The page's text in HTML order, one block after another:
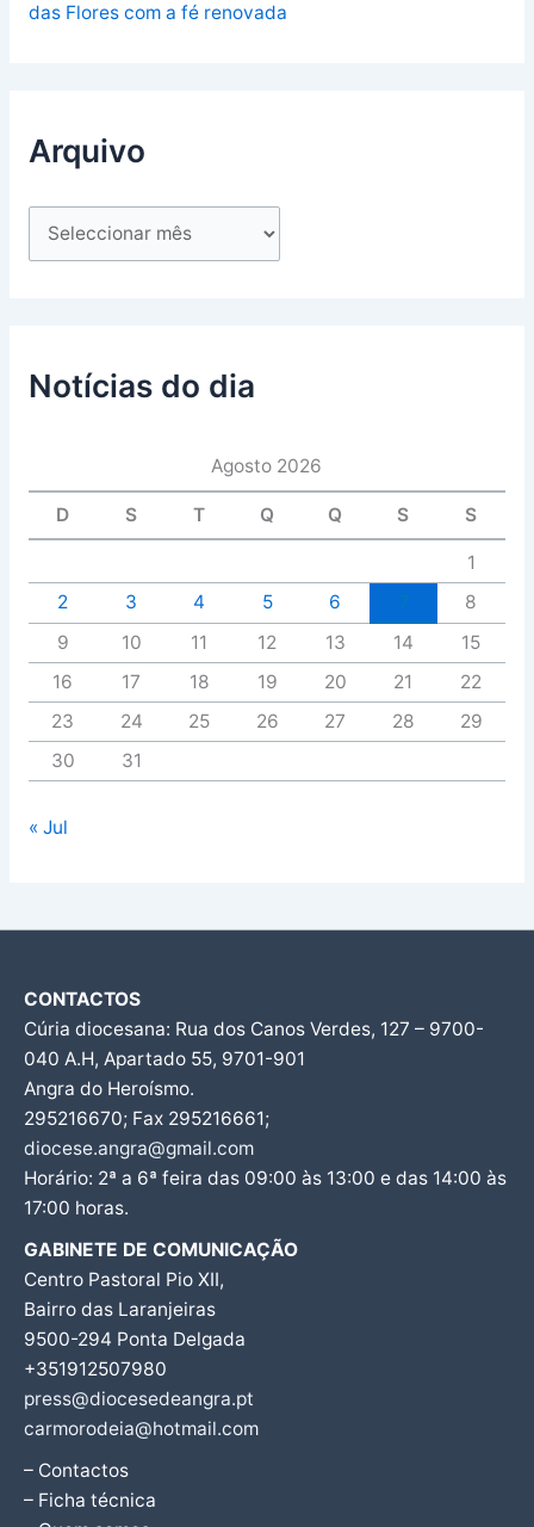
das Flores com a fé renovada
Arquivo
Notícias do dia
Agosto 2026
D S T Q Q S S
1
2
3 4 5 6
8
9
10 11 12 13 14
15
16
17 18 19 20 21
22
23
24 25 26 27 28
29
30
31
« Jul
CONTACTOS
Cúria diocesana: Rua dos Canos Verdes, 127 – 9700-
040 A.H, Apartado 55, 9701-901
Angra do Heroísmo.
295216670; Fax 295216661;
diocese.angra@gmail.com
Horário: 2ª a 6ª feira das 09:00 às 13:00 e das 14:00 às
17:00 horas.
GABINETE DE COMUNICAÇÃO
Centro Pastoral Pio XII,
Bairro das Laranjeiras
9500-294 Ponta Delgada
+351912507980
press@diocesedeangra.pt
carmorodeia@hotmail.com
– Contactos
– Ficha técnica